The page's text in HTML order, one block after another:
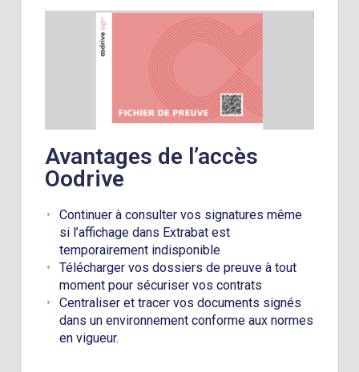
Avantages de l’accès
Oodrive
Continuer à consulter vos signatures même
si l’affichage dans Extrabat est
temporairement indisponible
Télécharger vos dossiers de preuve à tout
moment pour sécuriser vos contrats
Centraliser et tracer vos documents signés
dans un environnement conforme aux normes
en vigueur.